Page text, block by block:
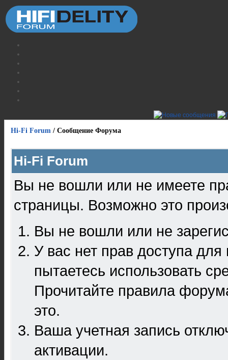
Hi-Fi Forum / Сообщение Форума
Hi-Fi Forum
Вы не вошли или не имеете
страницы. Возможно это
Вы не вошли или не
У вас нет прав доступа
пытаетесь использовать
Прочитайте правила
это.
Ваша учетная запись
активации.